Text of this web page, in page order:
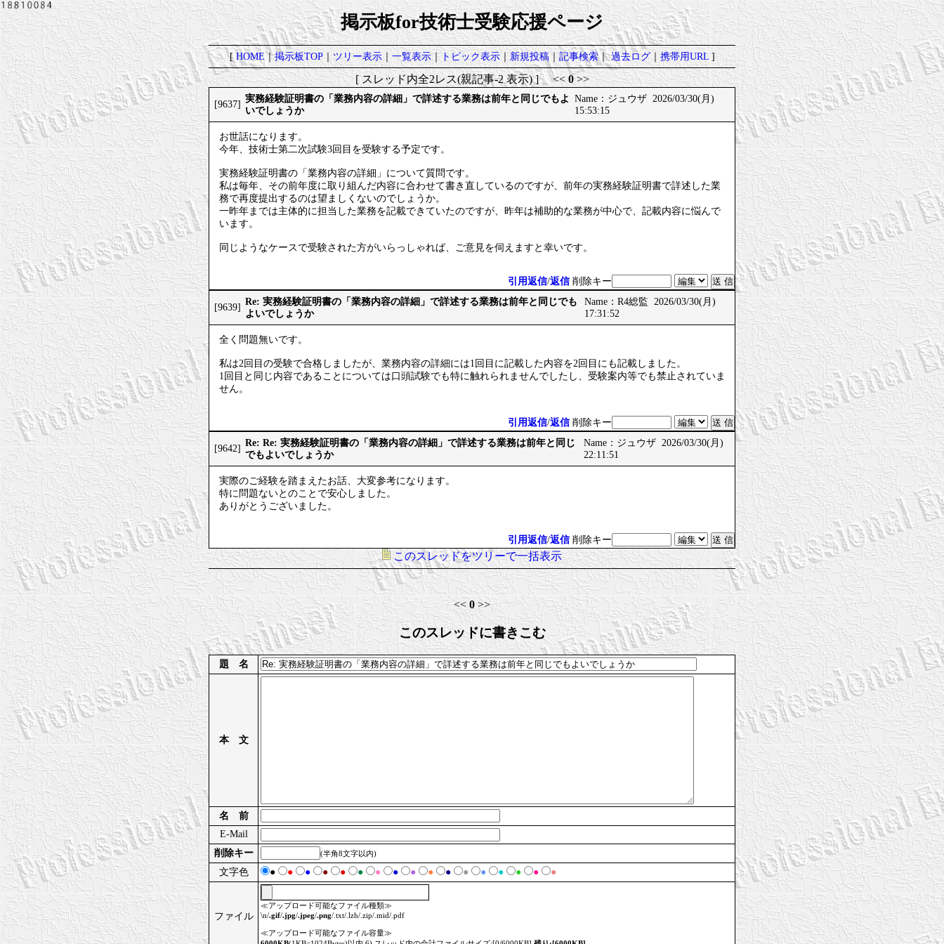
掲示板for技術士受験応援ページ
[HOME｜掲示板TOP｜ツリー表示｜一覧表示｜トピック表示｜新規投稿｜記事検索｜過去ログ｜携帯用URL]
[ スレッド内全2レス(親記事-2 表示) ] <<0>>
[9637]
実務経験証明書の「業務内容の詳細」で詳述する業務は前年と同じでもよ
いでしょうか
Name：ジュウザ 2026/03/30(月)
15:53:15
お世話になります。
今年、技術士第二次試験3回目を受験する予定です。
実務経験証明書の「業務内容の詳細」について質問です。
私は毎年、その前年度に取り組んだ内容に合わせて書き直しているのですが、前年の実務経験証明書で詳述した業
務で再度提出するのは望ましくないのでしょうか。
一昨年までは主体的に担当した業務を記載できていたのですが、昨年は補助的な業務が中心で、記載内容に悩んで
います。
同じようなケースで受験された方がいらっしゃれば、ご意見を伺えますと幸いです。
引用返信/返信 削除キー
[9639]
Re: 実務経験証明書の「業務内容の詳細」で詳述する業務は前年と同じでも
よいでしょうか
Name：R4総監 2026/03/30(月)
17:31:52
全く問題無いです。
私は2回目の受験で合格しましたが、業務内容の詳細には1回目に記載した内容を2回目にも記載しました。
1回目と同じ内容であることについては口頭試験でも特に触れられませんでしたし、受験案内等でも禁止されていま
せん。
引用返信/返信 削除キー
[9642]
Re: Re: 実務経験証明書の「業務内容の詳細」で詳述する業務は前年と同じ
でもよいでしょうか
Name：ジュウザ 2026/03/30(月)
22:11:51
実際のご経験を踏まえたお話、大変参考になります。
特に問題ないとのことで安心しました。
ありがとうございました。
引用返信/返信 削除キー
このスレッドをツリーで一括表示
<<0>>
このスレッドに書きこむ
題 名
本 文
名 前
E-Mail
削除キー
(半角8文字以内)
文字色 ● ● ● ● ● ● ● ● ● ● ● ● ● ● ● ● ●
ファイル
≪アップロード可能なファイル種類≫
\n/.gif/.jpg/.jpeg/.png/.txt/.lzh/.zip/.mid/.pdf
≪アップロード可能なファイル容量≫